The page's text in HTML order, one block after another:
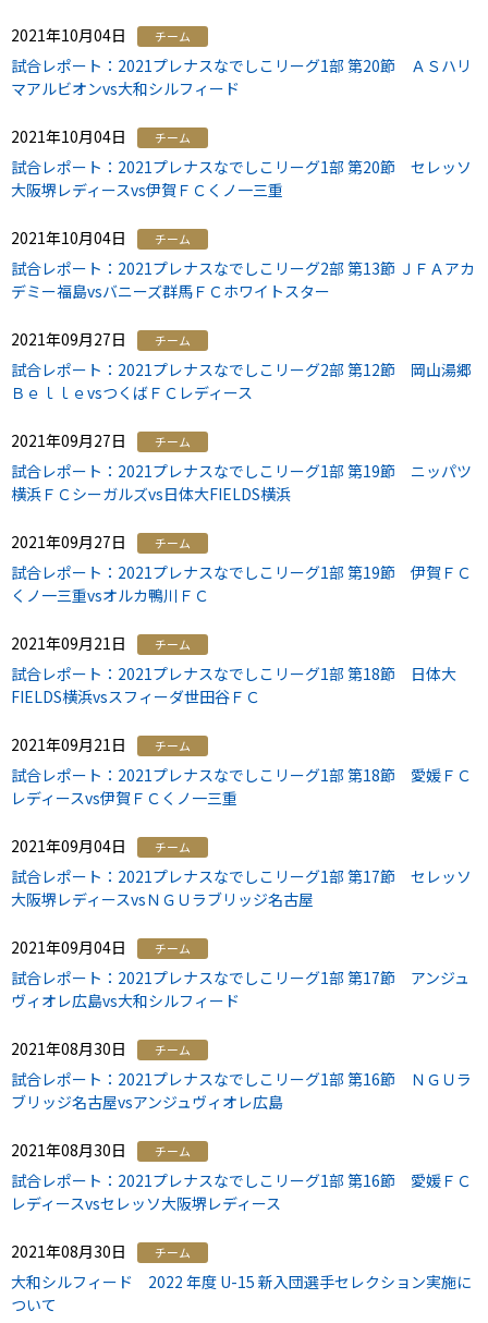
2021年10月04日 チーム
試合レポート：2021プレナスなでしこリーグ1部 第20節 ＡＳハリ
マアルビオンvs大和シルフィード
2021年10月04日 チーム
試合レポート：2021プレナスなでしこリーグ1部 第20節 セレッソ
大阪堺レディースvs伊賀ＦＣくノ一三重
2021年10月04日 チーム
試合レポート：2021プレナスなでしこリーグ2部 第13節 ＪＦＡアカ
デミー福島vsバニーズ群馬ＦＣホワイトスター
2021年09月27日 チーム
試合レポート：2021プレナスなでしこリーグ2部 第12節 岡山湯郷
ＢｅｌｌｅvsつくばＦＣレディース
2021年09月27日 チーム
試合レポート：2021プレナスなでしこリーグ1部 第19節 ニッパツ
横浜ＦＣシーガルズvs日体大FIELDS横浜
2021年09月27日 チーム
試合レポート：2021プレナスなでしこリーグ1部 第19節 伊賀ＦＣ
くノ一三重vsオルカ鴨川ＦＣ
2021年09月21日 チーム
試合レポート：2021プレナスなでしこリーグ1部 第18節 日体大
FIELDS横浜vsスフィーダ世田谷ＦＣ
2021年09月21日 チーム
試合レポート：2021プレナスなでしこリーグ1部 第18節 愛媛ＦＣ
レディースvs伊賀ＦＣくノ一三重
2021年09月04日 チーム
試合レポート：2021プレナスなでしこリーグ1部 第17節 セレッソ
大阪堺レディースvsＮＧＵラブリッジ名古屋
2021年09月04日 チーム
試合レポート：2021プレナスなでしこリーグ1部 第17節 アンジュ
ヴィオレ広島vs大和シルフィード
2021年08月30日 チーム
試合レポート：2021プレナスなでしこリーグ1部 第16節 ＮＧＵラ
ブリッジ名古屋vsアンジュヴィオレ広島
2021年08月30日 チーム
試合レポート：2021プレナスなでしこリーグ1部 第16節 愛媛ＦＣ
レディースvsセレッソ大阪堺レディース
2021年08月30日 チーム
大和シルフィード 2022 年度 U-15 新入団選手セレクション実施に
ついて